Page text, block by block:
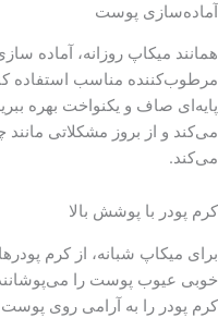
آماده‌سازی پوست
همانند میکاپ روزانه، آماده
مرطوب‌کننده مناسب استفاده
پایه‌ای صاف و یکنواخت بهره
می‌کند و از بروز مشکلاتی
می‌کند.
کرم پودر با پوشش بالا
برای میکاپ شبانه، از کرم
خوبی عیوب پوست را می‌پوشانند.
کرم پودر را به آرامی روی